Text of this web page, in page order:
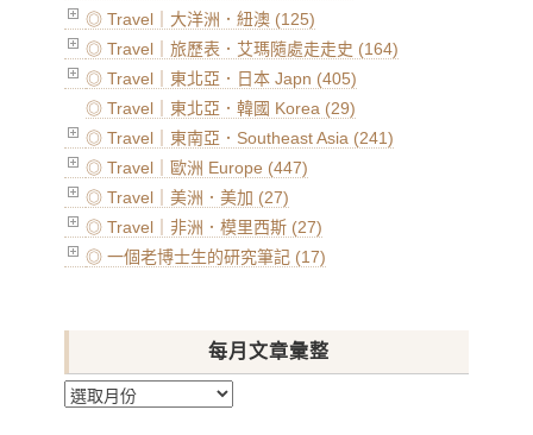
◎ Travel｜大洋洲．紐澳 (125)
◎ Travel｜旅歷表．艾瑪隨處走走史 (164)
◎ Travel｜東北亞．日本 Japn (405)
◎ Travel｜東北亞．韓國 Korea (29)
◎ Travel｜東南亞．Southeast Asia (241)
◎ Travel｜歐洲 Europe (447)
◎ Travel｜美洲．美加 (27)
◎ Travel｜非洲．模里西斯 (27)
◎ 一個老博士生的研究筆記 (17)
每月文章彙整
每